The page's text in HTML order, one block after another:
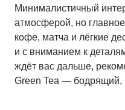
Минималистичный
атмосферой, но
кофе, матча и лёгкие
и с вниманием к
ждёт вас дальше,
Green Tea —